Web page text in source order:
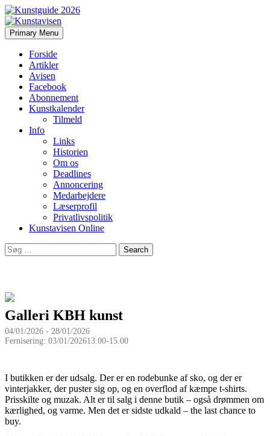
Kunstavisen
Search
Primary Menu Skip
to
Forside
Artikler
Avisen
Facebook
Abonnement
Kunstkalender
Tilmeld
Info
Links
Historien
Om os
Deadlines
Annoncering
Medarbejdere
Læserprofil
Privatlivspolitik
Kunstavisen Online
Search
for:
Galleri KBH kunst
04/01/2026 - 28/01/2026
Fernisering: 03/01/202613.00-15.00
I butikken er der udsalg. Der er en rodebunke af sko, og der er
vinterjakker, der puster sig op, og en overflod af kæmpe t-shirts.
Prisskilte og muzak. Alt er til salg i denne butik – også drømmen om
kærlighed, og varme. Men det er sidste udkald – the last chance to
buy.